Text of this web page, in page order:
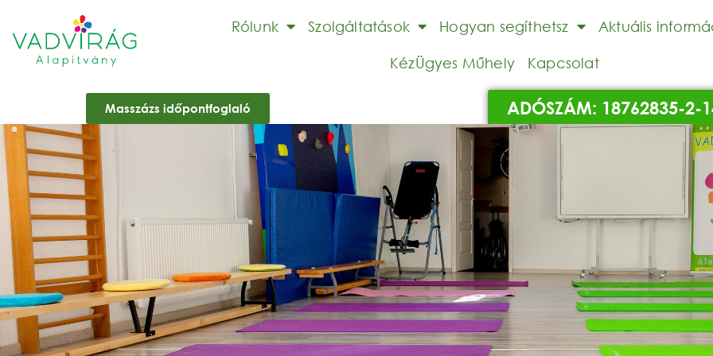
Rólunk Szolgáltatások Hogyan segíthetsz Aktuális
KézÜgyes Műhely Kapcsolat
Masszázs időpontfoglaló ADÓSZÁM: 18762835-2-